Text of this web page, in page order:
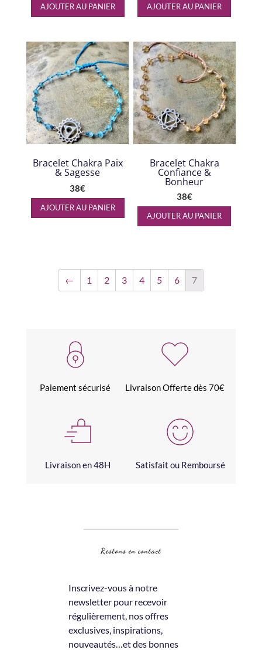
AJOUTER AU PANIER AJOUTER AU PANIER
Bracelet Chakra Paix
& Sagesse
38€
AJOUTER AU PANIER
Bracelet Chakra
Confiance &
Bonheur
38€
AJOUTER AU PANIER
← 1 2 3 4 5 6 7
Paiement sécurisé Livraison Offerte dès 70€
Livraison en 48H Satisfait ou Remboursé
Restons en contact
Inscrivez-vous à notre
newsletter pour recevoir
régulièrement, nos offres
exclusives, inspirations,
nouveautés…et des bonnes